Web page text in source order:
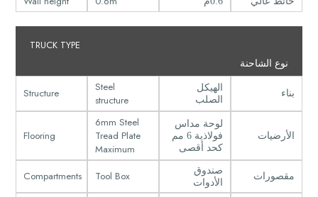
TRUCK TYPE
نوع الشاحنة
Structure
Steel
structure
الهيكل
الصلب
بناء
Flooring
6mm Steel
Tread Plate
Maximum
لوحة مداس
فولاذية 6 مم
كحد أقصى
الأرضيات
Compartments Tool Box
صندوق
الأدوات
مقصورات